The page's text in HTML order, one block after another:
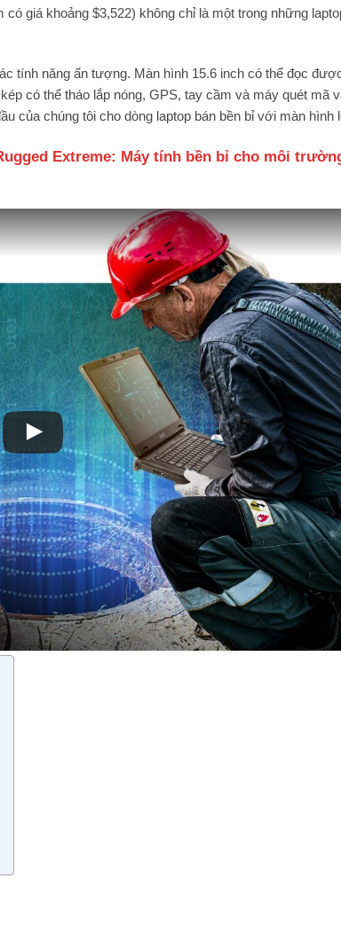
giá khoảng $3,522) không chỉ là một trong những
tính năng ấn tượng. Màn hình 15.6 inch có thể đọc
có thể tháo lắp nóng, GPS, tay cầm và máy quét mã
của chúng tôi cho dòng laptop bán bền bỉ với màn hình
Extreme: Máy tính bền bỉ cho môi